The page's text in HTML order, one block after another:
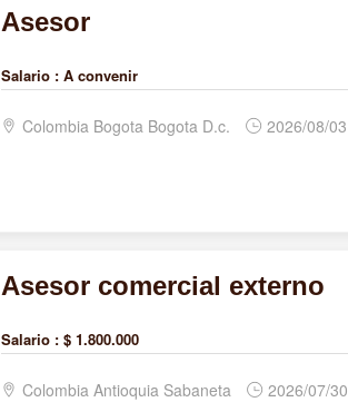
Asesor
Salario : A convenir
Colombia Bogota Bogota D.c. 2026/08/03
Asesor comercial externo
Salario : $ 1.800.000
Colombia Antioquia Sabaneta 2026/07/30